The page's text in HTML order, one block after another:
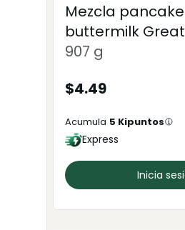
Mezcla
buttermilk
907 g
$4.49
Acumula 5 Kipuntos
Express
Inicia